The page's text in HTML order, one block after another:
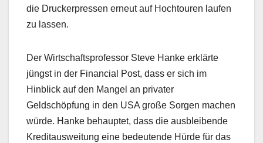
die Druckerpressen erneut auf Hochtouren laufen
zu lassen.
Der Wirtschaftsprofessor Steve Hanke erklärte
jüngst in der Financial Post, dass er sich im
Hinblick auf den Mangel an privater
Geldschöpfung in den USA große Sorgen machen
würde. Hanke behauptet, dass die ausbleibende
Kreditausweitung eine bedeutende Hürde für das